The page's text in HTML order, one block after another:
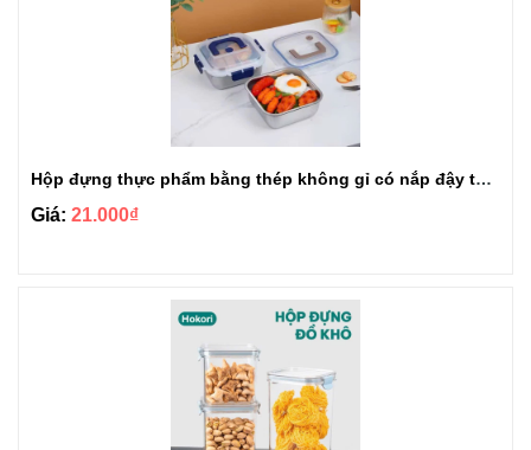
Hộp đựng thực phẩm bằng thép không gỉ có nắp đậy tay cầm cao cấp
Giá: 21.000₫